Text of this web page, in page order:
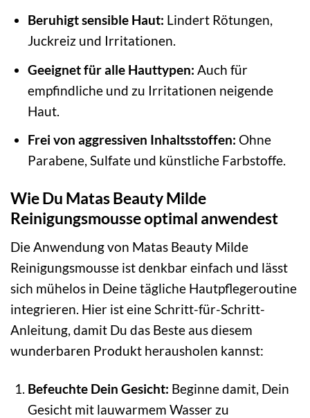
Beruhigt sensible Haut: Lindert Rötungen,
Juckreiz und Irritationen.
Geeignet für alle Hauttypen: Auch für
empfindliche und zu Irritationen neigende
Haut.
Frei von aggressiven Inhaltsstoffen: Ohne
Parabene, Sulfate und künstliche Farbstoffe.
Wie Du Matas Beauty Milde
Reinigungsmousse optimal anwendest
Die Anwendung von Matas Beauty Milde
Reinigungsmousse ist denkbar einfach und lässt
sich mühelos in Deine tägliche Hautpflegeroutine
integrieren. Hier ist eine Schritt-für-Schritt-
Anleitung, damit Du das Beste aus diesem
wunderbaren Produkt herausholen kannst:
Befeuchte Dein Gesicht: Beginne damit, Dein
Gesicht mit lauwarmem Wasser zu